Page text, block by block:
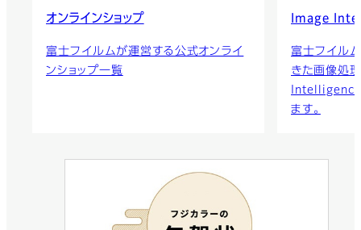
オンラインショップ
富士フイルムが運営する公式オンライ
ンショップ一覧
Image
富士フイル
きた画像処
ます。